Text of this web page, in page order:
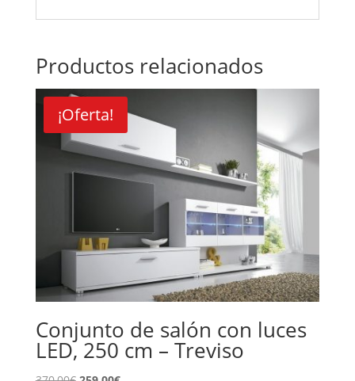
Productos relacionados
¡Oferta!
Conjunto de salón con luces
LED, 250 cm – Treviso